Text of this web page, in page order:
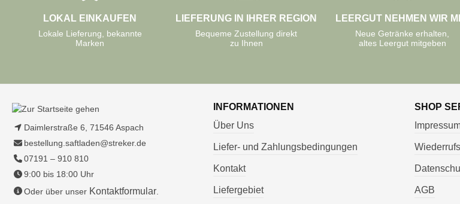
LOKAL EINKAUFEN
Lokale Lieferung, bekannte
Marken
LIEFERUNG IN IHRER REGION
Bequeme Zustellung direkt
zu Ihnen
LEERGUT NEHMEN WIR
Neue Getränke erhalten,
altes Leergut mitgeben
Daimlerstraße 6, 71546 Aspach
bestellung.saftladen@streker.de
07191 – 910 810
9:00 bis 18:00 Uhr
Oder über unser Kontaktformular
INFORMATIONEN
Über Uns
Liefer- und Zahlungsbedingungen
Kontakt
Liefergebiet
SHOP
AGB